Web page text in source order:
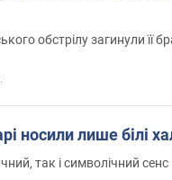
обстрілу загинули її
носили лише білі
так і символічний сенс